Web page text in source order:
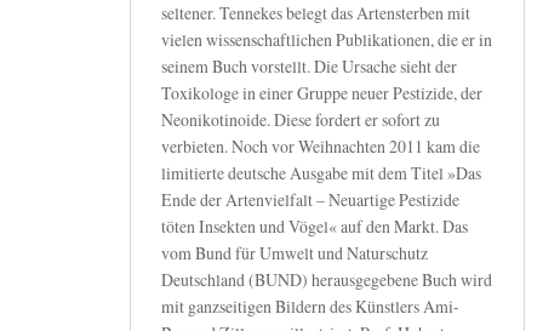
seltener. Tennekes belegt das Artensterben mit
vielen wissenschaftlichen Publikationen, die er in
seinem Buch vorstellt. Die Ursache sieht der
Toxikologe in einer Gruppe neuer Pestizide, der
Neonikotinoide. Diese fordert er sofort zu
verbieten. Noch vor Weihnachten 2011 kam die
limitierte deutsche Ausgabe mit dem Titel »Das
Ende der Artenvielfalt – Neuartige Pestizide
töten Insekten und Vögel« auf den Markt. Das
vom Bund für Umwelt und Naturschutz
Deutschland (BUND) herausgegebene Buch wird
mit ganzseitigen Bildern des Künstlers Ami-